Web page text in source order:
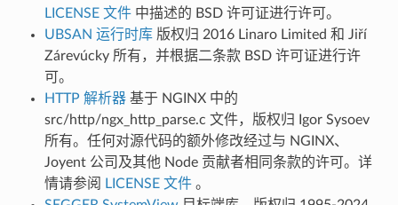
LICENSE 文件 中描述的 BSD 许可证进行许可。
UBSAN 运行时库 版权归 2016 Linaro Limited 和 Jiří
Zárevúcky 所有，并根据二条款 BSD 许可证进行许
可。
HTTP 解析器 基于 NGINX 中的
src/http/ngx_http_parse.c 文件，版权归 Igor Sysoev
所有。任何对源代码的额外修改经过与 NGINX、
Joyent 公司及其他 Node 贡献者相同条款的许可。详
情请参阅
LICENSE 文件 。